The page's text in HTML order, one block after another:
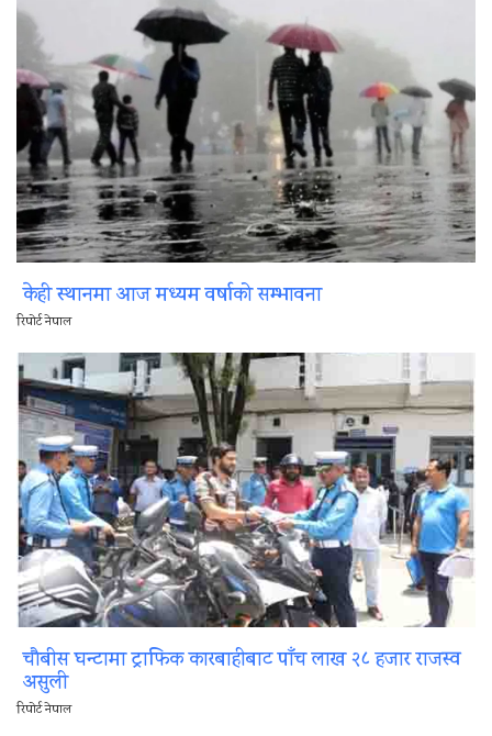
केही स्थानमा आज मध्यम वर्षाको सम्भावना
रिपोर्ट नेपाल
चौबीस घन्टामा ट्राफिक कारबाहीबाट पाँच लाख २८ हजार राजस्व
असुली
रिपोर्ट नेपाल